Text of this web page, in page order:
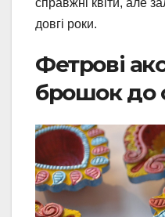
справжні квіти, але
довгі роки.
Фетрові
брошок до